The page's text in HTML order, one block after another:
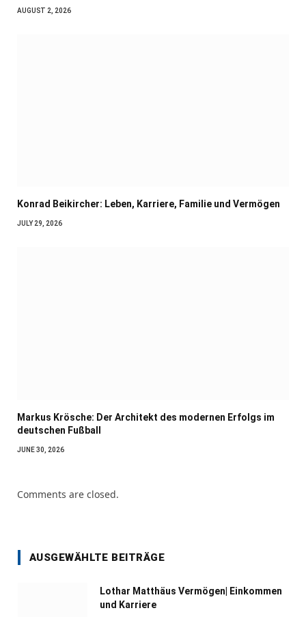
AUGUST 2, 2026
Konrad Beikircher: Leben, Karriere, Familie und Vermögen
JULY 29, 2026
Markus Krösche: Der Architekt des modernen Erfolgs im
deutschen Fußball
JUNE 30, 2026
Comments are closed.
AUSGEWÄHLTE BEITRÄGE
Lothar Matthäus Vermögen| Einkommen
und Karriere